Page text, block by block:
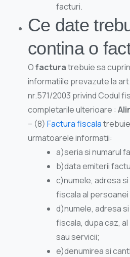
facturi.
Ce date
contina o
Ofacturatrebuie sa
informatiile prevazute la
nr.571/2003 privind Codul
completarile ulterioare :
– (8) Factura fiscala
urmatoarele informatii:
a)seria si numarul
b)data emiterii
c)numele, adresa
fiscala al
d)numele, adresa
fiscala, dupa caz,
sau servicii;
e)denumirea si